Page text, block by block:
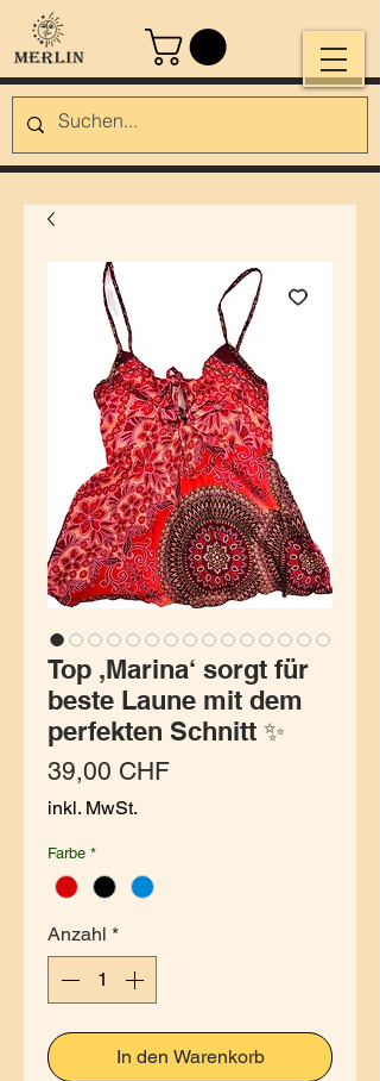
Top ,Marina‘ sorgt für
beste Laune mit dem
perfekten Schnitt ✨
39,00 CHFPreis
inkl. MwSt.
Farbe *
Anzahl *
In den Warenkorb